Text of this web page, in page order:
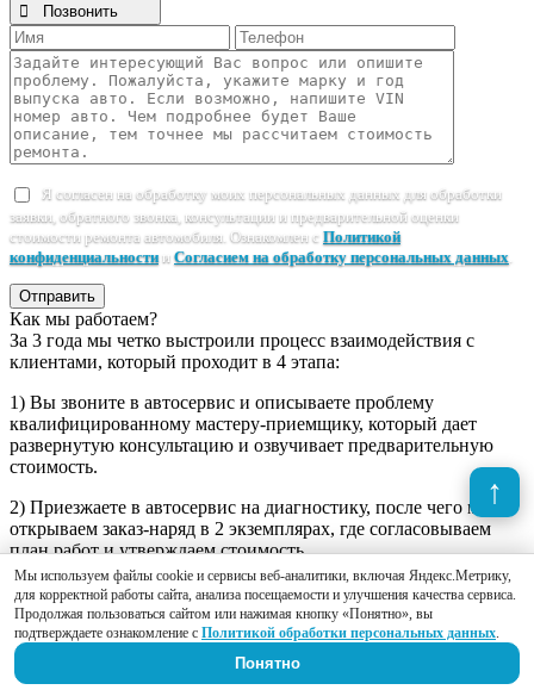
 Позвонить
Я согласен на обработку моих персональных данных для обработки
заявки, обратного звонка, консультации и предварительной оценки
стоимости ремонта автомобиля. Ознакомлен с Политикой
конфиденциальностии Согласием на обработку персональных данных
Отправить
Как мы работаем?
За 3 года мы четко выстроили процесс взаимодействия с
клиентами, который проходит в 4 этапа:
1) Вы звоните в автосервис и описываете проблему
квалифицированному мастеру-приемщику, который дает
развернутую консультацию и озвучивает предварительную
стоимость.
2) Приезжаете в автосервис на диагностику, после чего мы
открываем заказ-наряд в 2 экземплярах, где согласовываем
план работ и утверждаем стоимость.
3) Наши специалисты реализуют намеченный план,
предоставляя Вам фотоотчет о проделанной работе. Если по
ходу ремонта окажется, что автомобиль нуждается в
дополнительном ремонте, это предварительно обговаривается
с Вами.
Мы используем файлы cookie и сервисы веб-аналитики, включая Яндекс.Метрику,
для корректной работы сайта, анализа посещаемости и улучшения качества сервиса.
Продолжая пользоваться сайтом или нажимая кнопку «Понятно», вы
подтверждаете ознакомление с Политикой обработки персональных данных.
Понятно